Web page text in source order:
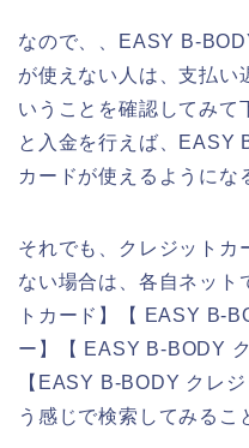
なので、、EASY B-
が使えない人は、支払い
いうことを確認してみて
と入金を行えば、EASY
カードが使えるようにな
それでも、クレジットカ
ない場合は、各自ネッ
トカード】【 EASY B-
ー】【 EASY B-BODY
【EASY B-BODY クレ
う感じで検索してみるこ